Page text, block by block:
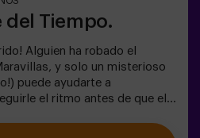
del Tiempo.
Alguien ha robado el
y solo un misterioso
puede ayudarte a
el ritmo antes de que el
una aventura donde:✔